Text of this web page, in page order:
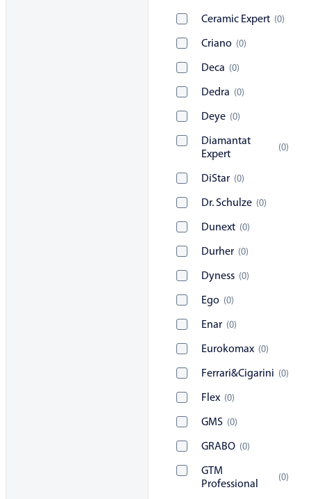
Ceramic Expert (0)
Criano (0)
Deca (0)
Dedra (0)
Deye (0)
Diamantat
Expert
(0)
DiStar (0)
Dr. Schulze (0)
Dunext (0)
Durher (0)
Dyness (0)
Ego (0)
Enar (0)
Eurokomax (0)
Ferrari&Cigarini (0)
Flex (0)
GMS (0)
GRABO (0)
GTM
Professional
(0)